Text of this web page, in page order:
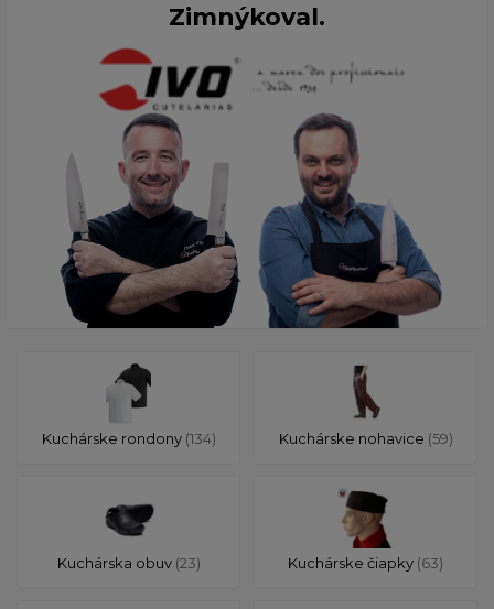
Zimnýkoval.
Kuchárske rondony (134) Kuchárske nohavice (59)
Kuchárska obuv (23) Kuchárske čiapky (63)